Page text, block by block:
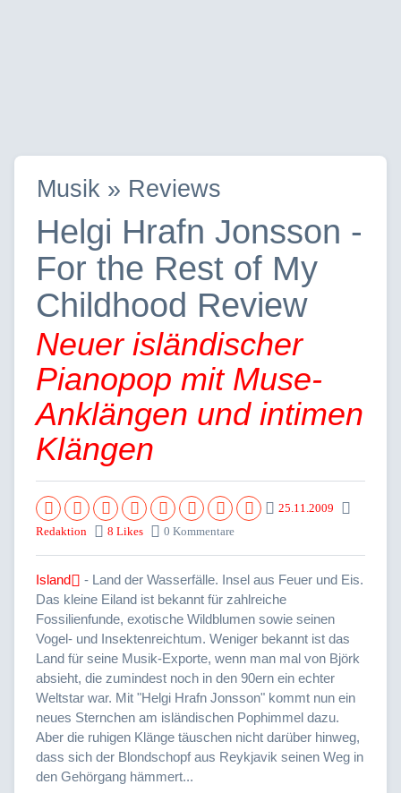
Musik » Reviews
Helgi Hrafn Jonsson -
For the Rest of My
Childhood Review
Neuer isländischer
Pianopop mit Muse-
Anklängen und intimen
Klängen
25.11.2009
Redaktion
8 Likes 0 Kommentare
Island
- Land der Wasserfälle. Insel aus Feuer und Eis.
Das kleine Eiland ist bekannt für zahlreiche
Fossilienfunde, exotische Wildblumen sowie seinen
Vogel- und Insektenreichtum. Weniger bekannt ist das
Land für seine Musik-Exporte, wenn man mal von Björk
absieht, die zumindest noch in den 90ern ein echter
Weltstar war. Mit "Helgi Hrafn Jonsson" kommt nun ein
neues Sternchen am isländischen Pophimmel dazu.
Aber die ruhigen Klänge täuschen nicht darüber hinweg,
dass sich der Blondschopf aus Reykjavik seinen Weg in
den Gehörgang hämmert...